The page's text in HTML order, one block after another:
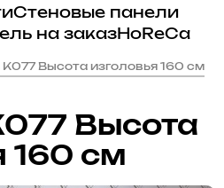
Стеновые панели
на заказHoReCa
K077 Высота изголовья 160 см
Высота
160 см